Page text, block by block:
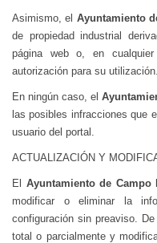
Asimismo, el Ayuntamiento
de propiedad industrial
página web o, en
autorización para su utilización.
En ningún caso, el
las posibles infracciones que
usuario del portal.
ACTUALIZACIÓN Y
El Ayuntamiento de Campo
modificar o eliminar la
configuración sin preaviso.
total o parcialmente y